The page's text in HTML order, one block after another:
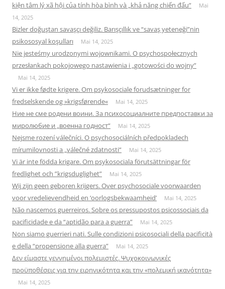
kiện tâm lý xã hội của tính hòa bình và „khả năng chiến đấu“
Mai
14, 2025
Bizler doğuştan savaşçı değiliz. Barışçıllık ve “savaş yeteneği”nin
psikososyal koşulları
Mai 14, 2025
Nie jesteśmy urodzonymi wojownikami. O psychospołecznych
przesłankach pokojowego nastawienia i „gotowości do wojny”
Mai 14, 2025
Vi er ikke fødte krigere. Om psykosociale forudsætninger for
fredselskende og »krigsførende«
Mai 14, 2025
Ние не сме родени воини. За психосоциалните предпоставки за
миролюбие и „военна годност“
Mai 14, 2025
Nejsme rození válečníci. O psychosociálních předpokladech
mírumilovnosti a „válečné zdatnosti“
Mai 14, 2025
Vi är inte födda krigare. Om psykosociala förutsättningar för
fredlighet och ”krigsduglighet”
Mai 14, 2025
Wij zijn geen geboren krijgers. Over psychosociale voorwaarden
voor vredelievendheid en ‘oorlogsbekwaamheid’
Mai 14, 2025
Não nascemos guerreiros. Sobre os pressupostos psicossociais da
pacificidade e da “aptidão para a guerra”
Mai 14, 2025
Non siamo guerrieri nati. Sulle condizioni psicosociali della pacificità
e della “propensione alla guerra”
Mai 14, 2025
Δεν είμαστε γεννημένοι πολεμιστές. Ψυχοκοινωνικές
προϋποθέσεις για την ειρηνικότητα και την «πολεμική ικανότητα»
Mai 14, 2025